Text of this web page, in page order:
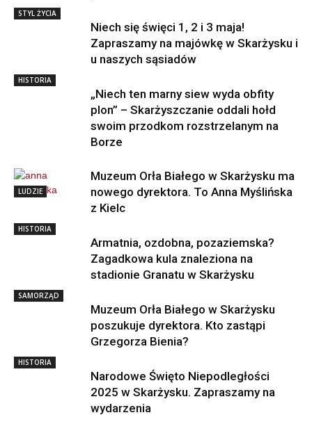
STYL ŻYCIA
Niech się święci 1, 2 i 3 maja!
Zapraszamy na majówkę w Skarżysku i
u naszych sąsiadów
HISTORIA
„Niech ten marny siew wyda obfity
plon” – Skarżyszczanie oddali hołd
swoim przodkom rozstrzelanym na
Borze
LUDZIE
Muzeum Orła Białego w Skarżysku ma
nowego dyrektora. To Anna Myślińska
z Kielc
HISTORIA
Armatnia, ozdobna, pozaziemska?
Zagadkowa kula znaleziona na
stadionie Granatu w Skarżysku
SAMORZĄD
Muzeum Orła Białego w Skarżysku
poszukuje dyrektora. Kto zastąpi
Grzegorza Bienia?
HISTORIA
Narodowe Święto Niepodległości
2025 w Skarżysku. Zapraszamy na
wydarzenia